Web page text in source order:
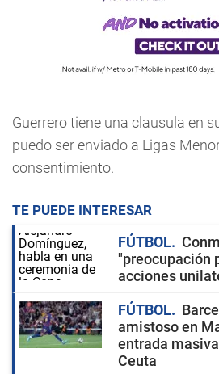
Guerrero tiene una clausula en
puedo ser enviado a Ligas
consentimiento.
TE PUEDE INTERESAR
FÚTBOL
"preocupación
acciones
FÚTBOL
amistoso en
entrada
Ceuta